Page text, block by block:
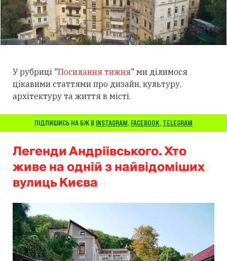
У рубриці "Посилання тижня" ми ділимося
цікавими статтями про дизайн, культуру,
архітектуру та життя в місті.
ПІДПИШИСЬ НА БЖ В INSTAGRAM, FACEBOOK, TELEGRAM
Легенди Андріївського. Хто
живе на одній з найвідоміших
вулиць Києва